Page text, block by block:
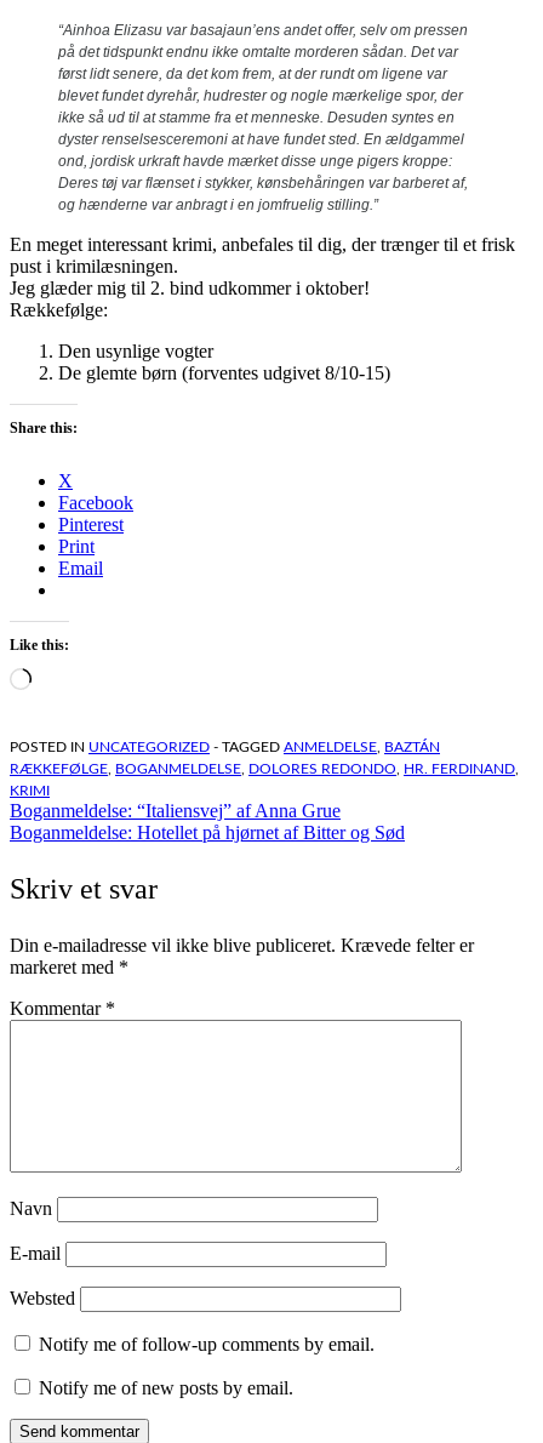
“Ainhoa Elizasu var basajaun’ens andet offer, selv om pressen
på det tidspunkt endnu ikke omtalte morderen sådan. Det var
først lidt senere, da det kom frem, at der rundt om ligene var
blevet fundet dyrehår, hudrester og nogle mærkelige spor, der
ikke så ud til at stamme fra et menneske. Desuden syntes en
dyster renselsesceremoni at have fundet sted. En ældgammel
ond, jordisk urkraft havde mærket disse unge pigers kroppe:
Deres tøj var flænset i stykker, kønsbehåringen var barberet af,
og hænderne var anbragt i en jomfruelig stilling.”
En meget interessant krimi, anbefales til dig, der trænger til et frisk
pust i krimilæsningen.
Jeg glæder mig til 2. bind udkommer i oktober!
Rækkefølge:
Den usynlige vogter
De glemte børn (forventes udgivet 8/10-15)
Share this:
X
Facebook
Pinterest
Print
Email
Like this:
Loading…
POSTED IN UNCATEGORIZED - TAGGED ANMELDELSE, BAZTÁN
RÆKKEFØLGE, BOGANMELDELSE, DOLORES REDONDO, HR. FERDINAND,
KRIMI
Indlægsnavigation
Boganmeldelse: “Italiensvej” af Anna Grue
Boganmeldelse: Hotellet på hjørnet af Bitter og Sød
Skriv et svar
Din e-mailadresse vil ikke blive publiceret. Krævede felter er
markeret med *
Kommentar *
Navn
E-mail
Websted
Notify me of follow-up comments by email.
Notify me of new posts by email.